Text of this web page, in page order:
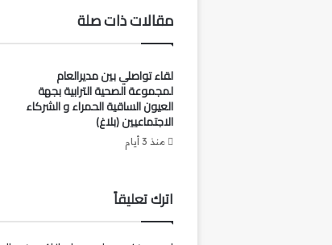
مقالات ذات صلة
لقاء تواصلي بين مديرالعام
لمجموعة الصحية الترابية بجهة
العيون الساقية الحمراء و الشركاء
الاجتماعيين (بلاغ)
منذ 3 أيام
اترك تعليقاً